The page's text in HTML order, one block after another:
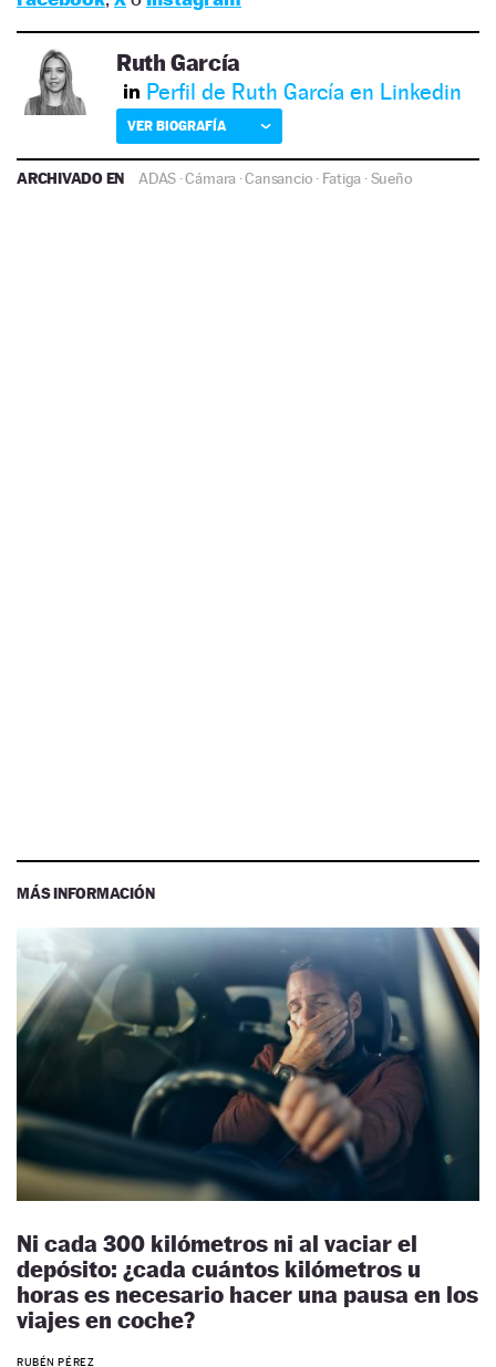
Ruth García
Perfil de Ruth García en Linkedin
VER BIOGRAFÍA
ARCHIVADO EN ADAS ·Cámara ·Cansancio · Fatiga ·Sueño
MÁS INFORMACIÓN
Ni cada 300 kilómetros ni al vaciar el
depósito: ¿cada cuántos kilómetros u
horas es necesario hacer una pausa en los
viajes en coche?
RUBÉN PÉREZ